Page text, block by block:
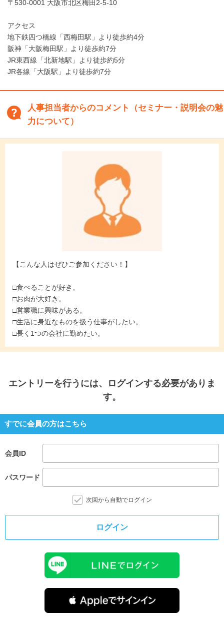
〒530-0001 大阪市北区梅田2-5-10
アクセス
地下鉄四つ橋線「西梅田駅」より徒歩約4分
阪神「大阪梅田駅」より徒歩約7分
JR東西線「北新地駅」より徒歩約5分
JR各線「大阪駅」より徒歩約7分
人事担当者からのコメント（セミナー・説明会の魅
力について）
【こんな人はぜひご参加ください！】
□食べることが好き。
□お肉が大好き。
□営業職に興味がある。
□生活に身近なものを扱う仕事がしたい。
□長く1つの会社に勤めたい。
エントリーを行うには、ログインする必要がありま
す。
すでに会員の方はこちら
会員ID
パスワード
次回から自動でログイン
ログイン